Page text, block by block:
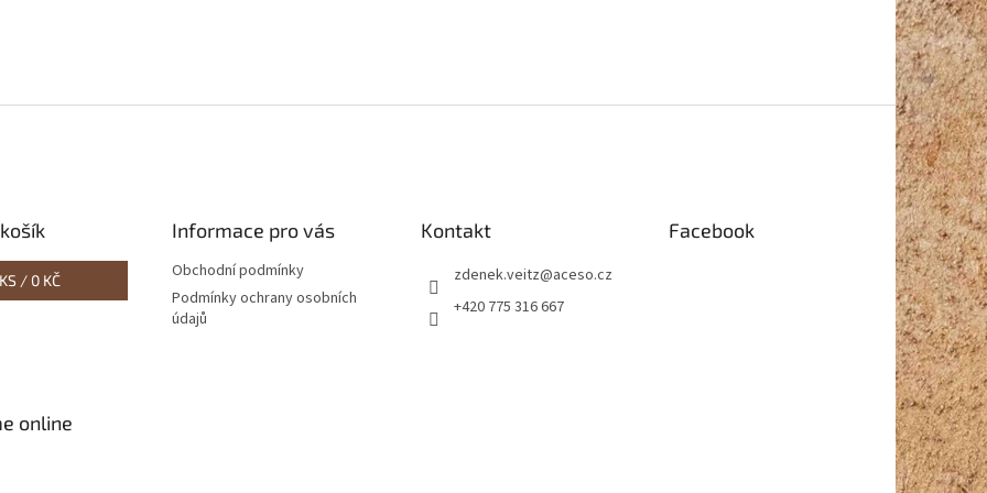
v
/ 0 KČ
Informace pro vás
Obchodní podmínky
Podmínky ochrany osobních
údajů
Kontakt
zdenek.veitz@aceso.cz
+420 775 316 667
Facebook
online